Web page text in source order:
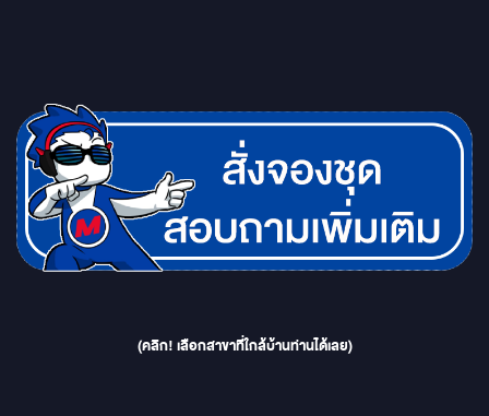
(คลิก! เลือกสาขาที่ใกล้บ้านท่านได้เลย)